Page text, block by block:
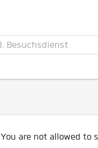
You are not allowed to